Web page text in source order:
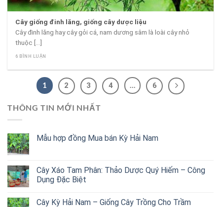
Cây giống đinh lăng, giống cây dược liệu
Cây đinh lăng hay cây gỏi cá, nam dương sâm là loài cây nhỏ
thuộc [...]
6 BÌNH LUẬN
1 2 3 4 … 6
THÔNG TIN MỚI NHẤT
Mẫu hợp đồng Mua bán Kỳ Hải Nam
Cây Xáo Tam Phân: Thảo Dược Quý Hiếm – Công
Dụng Đặc Biệt
Cây Kỳ Hải Nam – Giống Cây Trồng Cho Trầm